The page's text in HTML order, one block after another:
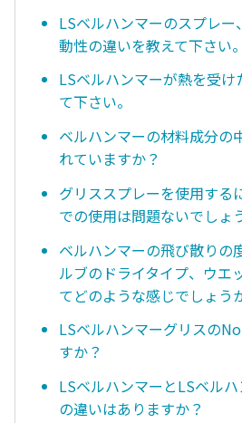
LSベルハンマーのスプレ
動性の違いを教えて下さい。
LSベルハンマーが熱を受
て下さい。
ベルハンマーの材料成分の
れていますか？
グリススプレーを使用する
での使用は問題ないでしょ
ベルハンマーの飛び散りの
ルブのドライタイプ、ウエ
てどのような感じでしょう
LSベルハンマーグリスの
すか？
LSベルハンマーとLSベル
の違いはありますか？